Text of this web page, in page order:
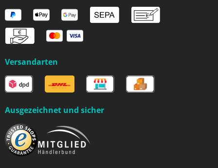
Versandarten
Ausgezeichnet und sicher